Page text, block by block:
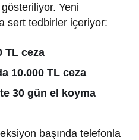
Yeni
sert tedbirler içeriyor:
TL ceza
10.000 TL ceza
30 gün el koyma
başında telefonla